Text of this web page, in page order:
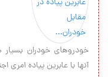
آنها با عابرین پیاده امری